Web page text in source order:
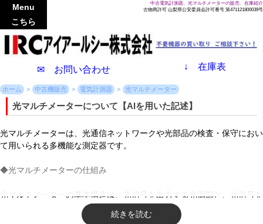
中古電気計測器、光マルチメーターの販売、在庫紹介
古物商許可 山梨県公安委員会許可番号 第471121800039号
✉ お問い合わせ ↓ 在庫表
Menu
こちら
ホーム 中古機販売 電気計測器 光マルチメーター
光マルチメーターについて【AIを用いた記述】
光マルチメーターは、光通信ネットワークや光部品の検査・保守におい
て用いられる多機能な測定器です。
◆光マルチメーターの仕組み
光マルチメーターの基本構造は、光信号を出力する光源部と、光信号を
受信してその強度を測定する光パワーメーター部が一つに統合された仕
組みになっています。